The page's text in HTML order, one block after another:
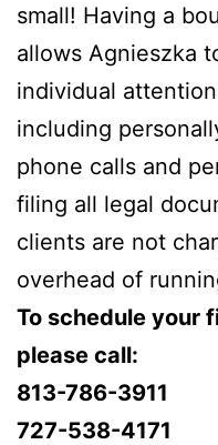
small! Having a
allows Agnieszka
individual
including
phone calls and
filing all legal
clients are not
overhead of
To schedule your
please call:
813-786-3911
727-538-4171